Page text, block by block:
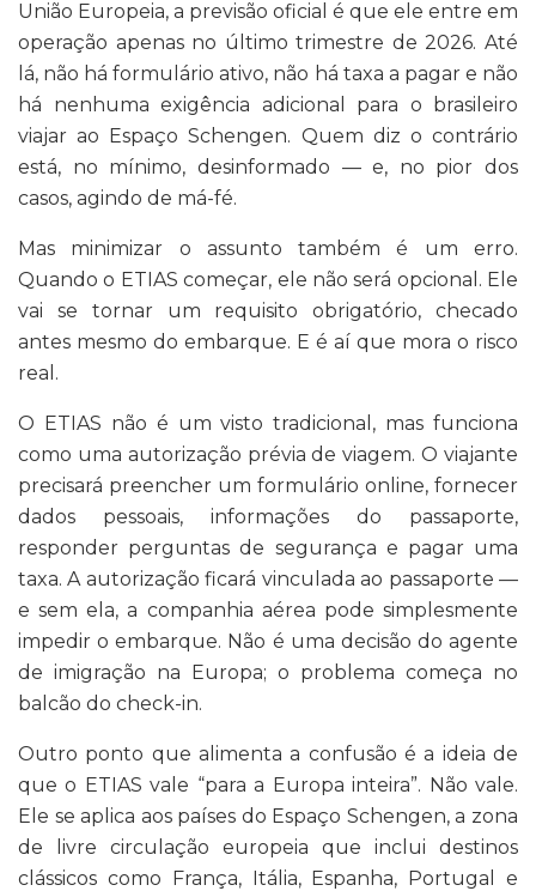
União Europeia, a previsão oficial é que ele entre em
operação apenas no último trimestre de 2026. Até
lá, não há formulário ativo, não há taxa a pagar e não
há nenhuma exigência adicional para o brasileiro
viajar ao Espaço Schengen. Quem diz o contrário
está, no mínimo, desinformado — e, no pior dos
casos, agindo de má-fé.
Mas minimizar o assunto também é um erro.
Quando o ETIAS começar, ele não será opcional. Ele
vai se tornar um requisito obrigatório, checado
antes mesmo do embarque. E é aí que mora o risco
real.
O ETIAS não é um visto tradicional, mas funciona
como uma autorização prévia de viagem. O viajante
precisará preencher um formulário online, fornecer
dados pessoais, informações do passaporte,
responder perguntas de segurança e pagar uma
taxa. A autorização ficará vinculada ao passaporte —
e sem ela, a companhia aérea pode simplesmente
impedir o embarque. Não é uma decisão do agente
de imigração na Europa; o problema começa no
balcão do check-in.
Outro ponto que alimenta a confusão é a ideia de
que o ETIAS vale “para a Europa inteira”. Não vale.
Ele se aplica aos países do Espaço Schengen, a zona
de livre circulação europeia que inclui destinos
clássicos como França, Itália, Espanha, Portugal e